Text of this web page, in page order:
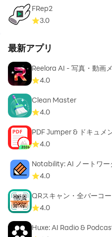
• ルートエクスプローラー
ファイルを閲覧
に検索
楽、ドキュメント、アプリ
• 内蔵メディア — 画像ビュ
プレーヤー、テキストエディ
• 一括リネーム — パターン
変更
• FTPサーバー — PCからス
• テーマとアイコンセット —
• Chromebook＆タブレッ
ド、トラックパッド入力
Redditでフォロー:
https://www.reddit.com/r/
FRep2
3.0
最新アプリ
Reelora AI - 写真・動画
4.0
Clean Master
4.0
PDF Jumper & ドキュメ
4.0
Notability: AI ノートワー
4.0
QRスキャン・全バーコ
4.0
Huxe: AI Radio &